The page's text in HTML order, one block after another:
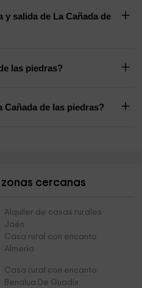
La Cañada de
las piedras?
Cañada de las piedras?
cercanas
Alquiler de casas rurales
Jaén
Casa rural con encanto
Almería
Casa rural con encanto
Benalua De Guadix